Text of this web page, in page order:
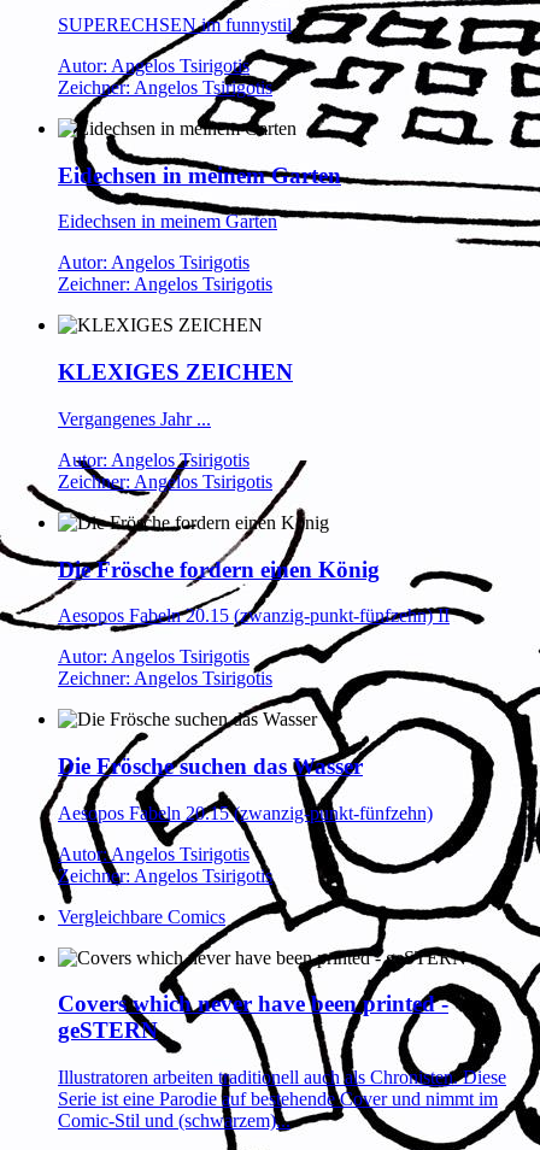
SUPERECHSEN im funnystil
Autor: Angelos Tsirigotis
Zeichner: Angelos Tsirigotis
Eidechsen in meinem Garten
Eidechsen in meinem Garten
Autor: Angelos Tsirigotis
Zeichner: Angelos Tsirigotis
KLEXIGES ZEICHEN
Vergangenes Jahr ...
Autor: Angelos Tsirigotis
Zeichner: Angelos Tsirigotis
Die Frösche fordern einen König
Aesopos Fabeln 20.15 (zwanzig-punkt-fünfzehn) II
Autor: Angelos Tsirigotis
Zeichner: Angelos Tsirigotis
Die Frösche suchen das Wasser
Aesopos Fabeln 20.15 (zwanzig-punkt-fünfzehn)
Autor: Angelos Tsirigotis
Zeichner: Angelos Tsirigotis
Vergleichbare Comics
Covers which never have been printed -
geSTERN
Illustratoren arbeiten traditionell auch als Chronisten. Diese
Serie ist eine Parodie auf bestehende Cover und nimmt im
Comic-Stil und (schwarzem)...